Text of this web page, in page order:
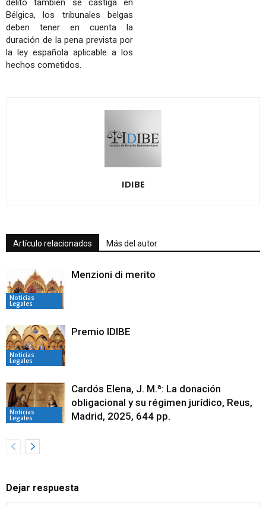
delito también se castiga en
Bélgica, los tribunales belgas
deben tener en cuenta la
duración de la pena prevista por
la ley española aplicable a los
hechos cometidos.
IDIBE
Artículo relacionados Más del autor
Noticias
Legales
Menzioni di merito
Noticias
Legales
Premio IDIBE
Noticias
Legales
Cardós Elena, J. M.ª: La donación
obligacional y su régimen jurídico, Reus,
Madrid, 2025, 644 pp.
Dejar respuesta